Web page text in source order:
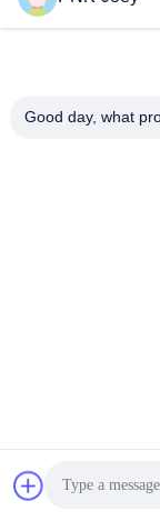
E-Mail-Adresse
Good day, what